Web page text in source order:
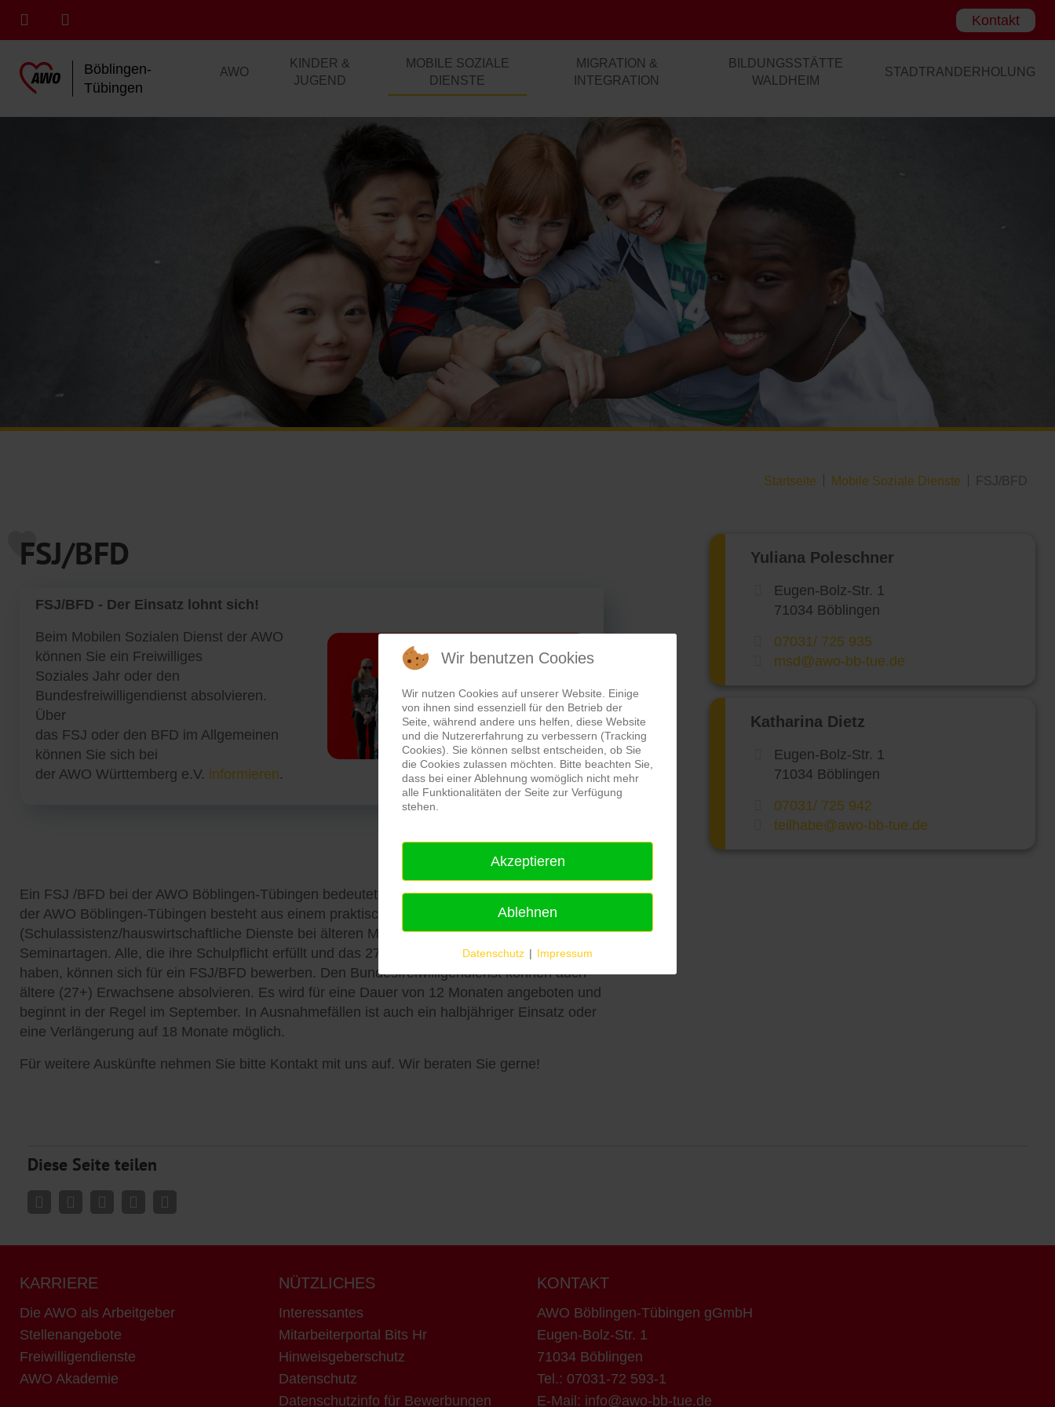
Kontakt
Böblingen-
Tübingen
AWO
KINDER &
JUGEND
MOBILE SOZIALE
DIENSTE
MIGRATION &
INTEGRATION
BILDUNGSSTÄTTE
WALDHEIM
STADTRANDERHOLUNG
Startseite Mobile Soziale Dienste FSJ/BFD
FSJ/BFD
FSJ/BFD - Der Einsatz lohnt sich!
Beim Mobilen Sozialen Dienst der AWO
können Sie ein Freiwilliges
Soziales Jahr oder den
Bundesfreiwilligendienst absolvieren.
Über
das FSJ oder den BFD im Allgemeinen
können Sie sich bei
der AWO Württemberg e.V. informieren.
Ein FSJ /BFD bei der AWO Böblingen-Tübingen bedeutet Folgendes: Das FSJ/der BFD bei
der AWO Böblingen-Tübingen besteht aus einem praktischen Einsatz im sozialen Bereich
(Schulassistenz/hauswirtschaftliche Dienste bei älteren Menschen) mit 25 begleitenden
Seminartagen. Alle, die ihre Schulpflicht erfüllt und das 27. Lebensjahr noch nicht vollendet
haben, können sich für ein FSJ/BFD bewerben. Den Bundesfreiwilligendienst können auch
ältere (27+) Erwachsene absolvieren. Es wird für eine Dauer von 12 Monaten angeboten und
beginnt in der Regel im September. In Ausnahmefällen ist auch ein halbjähriger Einsatz oder
eine Verlängerung auf 18 Monate möglich.
Für weitere Auskünfte nehmen Sie bitte Kontakt mit uns auf. Wir beraten Sie gerne!
Yuliana Poleschner
Eugen-Bolz-Str. 1
71034 Böblingen
07031/ 725 935
msd@awo-bb-tue.de
Katharina Dietz
Eugen-Bolz-Str. 1
71034 Böblingen
07031/ 725 942
teilhabe@awo-bb-tue.de
Diese Seite teilen
KARRIERE
Die AWO als Arbeitgeber
Stellenangebote
Freiwilligendienste
AWO Akademie
NÜTZLICHES
Interessantes
Mitarbeiterportal Bits Hr
Hinweisgeberschutz
Datenschutz
Datenschutzinfo für Bewerbungen
KONTAKT
AWO Böblingen-Tübingen gGmbH
Eugen-Bolz-Str. 1
71034 Böblingen
Tel.: 07031-72 593-1
E-Mail: info@awo-bb-tue.de
Wir benutzen Cookies
Wir nutzen Cookies auf unserer Website. Einige
von ihnen sind essenziell für den Betrieb der
Seite, während andere uns helfen, diese Website
und die Nutzererfahrung zu verbessern (Tracking
Cookies). Sie können selbst entscheiden, ob Sie
die Cookies zulassen möchten. Bitte beachten Sie,
dass bei einer Ablehnung womöglich nicht mehr
alle Funktionalitäten der Seite zur Verfügung
stehen.
Akzeptieren
Ablehnen
Datenschutz | Impressum